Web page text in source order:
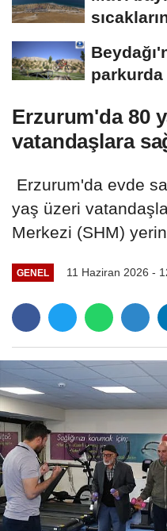
Erzurum'da 80
vatandaşlara
Erzurum'da evde
yaş üzeri
Merkezi (SHM)
GENEL 11 Haziran 2026 -